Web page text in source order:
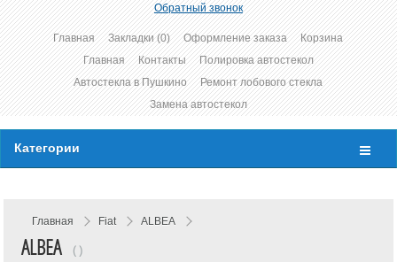
Обратный звонок
Главная Закладки (0) Оформление заказа
Корзина
Главная
Контакты
Полировка автостекол
Автостекла в Пушкино
Ремонт лобового стекла
Замена автостекол
Категории
Главная Fiat ALBEA
ALBEA ( )